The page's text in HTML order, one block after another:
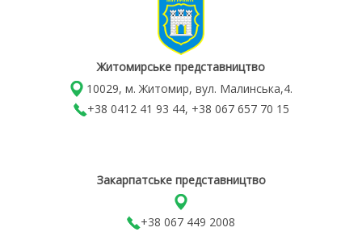
Житомирське представництво
10029, м. Житомир, вул. Малинська,4.
+38 0412 41 93 44, +38 067 657 70 15
Закарпатське представництво
+38 067 449 2008